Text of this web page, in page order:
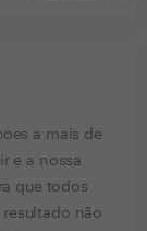
a mais de
e a nossa
que todos
não